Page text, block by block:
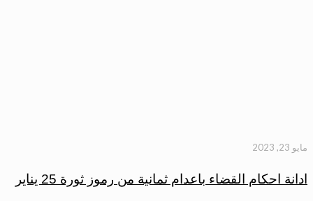
مايو 23, 2023
ادانة احكام القضاء باعدام ثمانية من رموز ثورة 25 يناير